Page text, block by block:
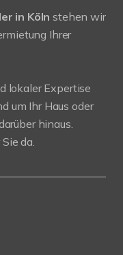
in Köln stehen wir
Ihrer
lokaler Expertise
um Ihr Haus oder
hinaus.
da.